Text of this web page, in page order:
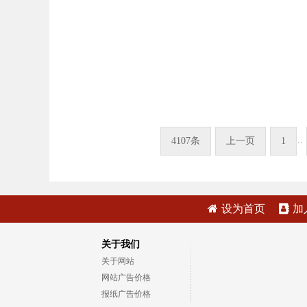
4107条 上一页 1 ..
设为首页 加
关于我们
关于网站
网站广告价格
报纸广告价格